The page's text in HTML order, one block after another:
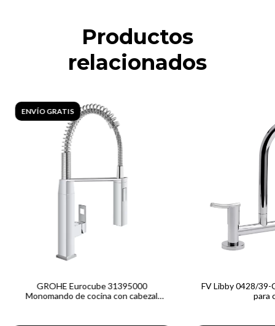
Productos
relacionados
ENVÍO GRATIS
GROHE Eurocube 31395000
Monomando de cocina con cabezal
FV Libby 0428/39-
para